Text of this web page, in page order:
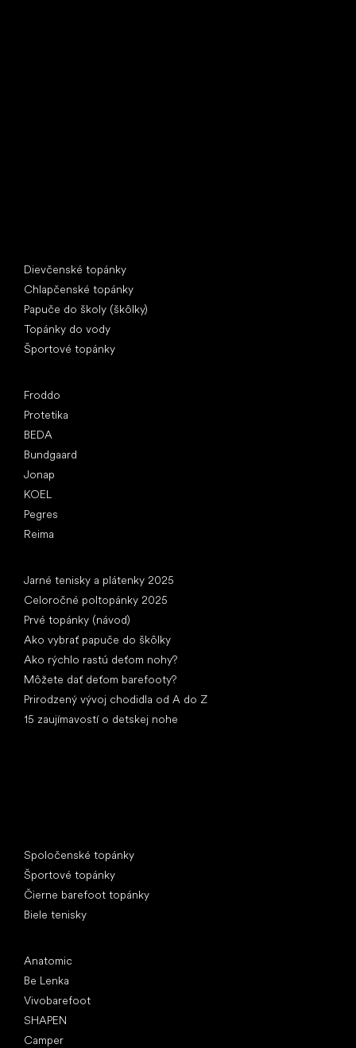
Dievčenské topánky
Chlapčenské topánky
Papuče do školy (škôlky)
Topánky do vody
Športové topánky
Froddo
Protetika
BEDA
Bundgaard
Jonap
KOEL
Pegres
Reima
Jarné tenisky a plátenky 2025
Celoročné poltopánky 2025
Prvé topánky (návod)
Ako vybrať papuče do škôlky
Ako rýchlo rastú deťom nohy?
Môžete dať deťom barefooty?
Prirodzený vývoj chodidla od A do Z
15 zaujímavostí o detskej nohe
Spoločenské topánky
Športové topánky
Čierne barefoot topánky
Biele tenisky
Anatomic
Be Lenka
Vivobarefoot
SHAPEN
Camper